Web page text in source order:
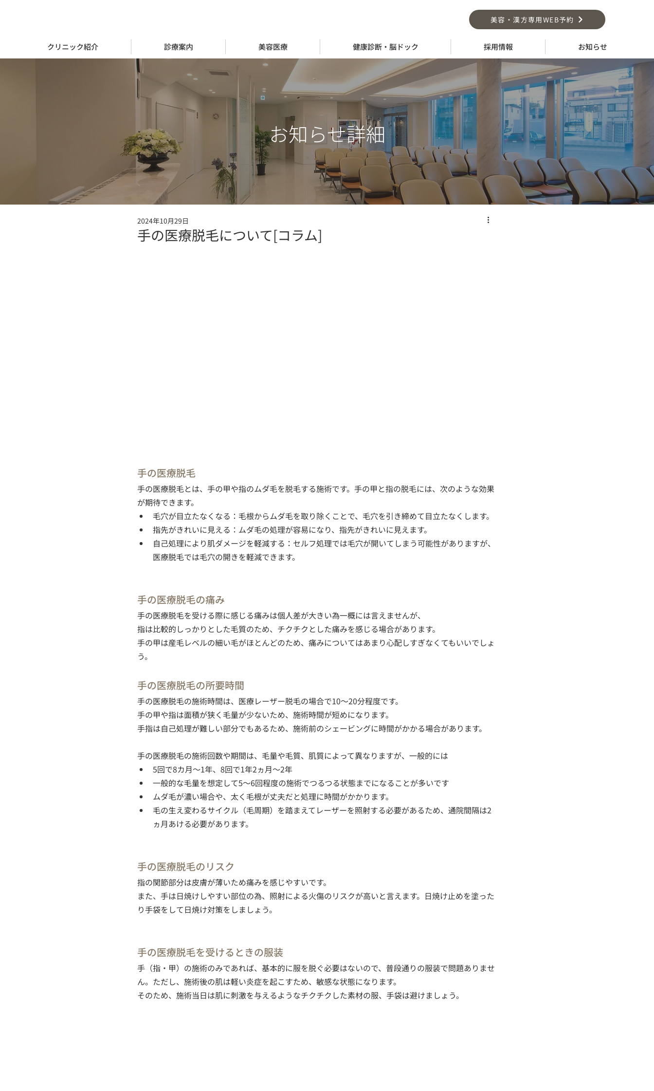
美容・漢方専用WEB予約
クリニック紹介 診療案内 美容医療 健康診断・脳ドック 採用情報 お知らせ
お知らせ詳細
手の医療脱毛について[コラム]
2024年10月29日
手の医療脱毛
手の医療脱毛とは、手の甲や指のムダ毛を脱毛する施術です。手の甲と指の脱毛には、次のような効果
が期待できます。
毛穴が目立たなくなる：毛根からムダ毛を取り除くことで、毛穴を引き締めて目立たなくします。
指先がきれいに見える：ムダ毛の処理が容易になり、指先がきれいに見えます。
自己処理により肌ダメージを軽減する：セルフ処理では毛穴が開いてしまう可能性がありますが、
医療脱毛では毛穴の開きを軽減できます。
手の医療脱毛の痛み
手の医療脱毛を受ける際に感じる痛みは個人差が大きい為一概には言えませんが、
指は比較的しっかりとした毛質のため、チクチクとした痛みを感じる場合があります。
手の甲は産毛レベルの細い毛がほとんどのため、痛みについてはあまり心配しすぎなくてもいいでしょ
う。
手の医療脱毛の所要時間
手の医療脱毛の施術時間は、医療レーザー脱毛の場合で10～20分程度です。
手の甲や指は面積が狭く毛量が少ないため、施術時間が短めになります。
手指は自己処理が難しい部分でもあるため、施術前のシェービングに時間がかかる場合があります。
手の医療脱毛の施術回数や期間は、毛量や毛質、肌質によって異なりますが、一般的には
5回で8カ月～1年、8回で1年2ヵ月～2年
一般的な毛量を想定して5～6回程度の施術でつるつる状態までになることが多いです
ムダ毛が濃い場合や、太く毛根が丈夫だと処理に時間がかかります。
毛の生え変わるサイクル（毛周期）を踏まえてレーザーを照射する必要があるため、通院間隔は2
ヵ月あける必要があります。
手の医療脱毛のリスク
指の関節部分は皮膚が薄いため痛みを感じやすいです。
また、手は日焼けしやすい部位の為、照射による火傷のリスクが高いと言えます。日焼け止めを塗った
り手袋をして日焼け対策をしましょう。
手の医療脱毛を受けるときの服装
手（指・甲）の施術のみであれば、基本的に服を脱ぐ必要はないので、普段通りの服装で問題ありませ
ん。ただし、施術後の肌は軽い炎症を起こすため、敏感な状態になります。
そのため、施術当日は肌に刺激を与えるようなチクチクした素材の服、手袋は避けましょう。